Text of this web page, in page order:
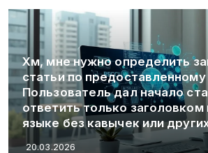
Привычки богатых людей:
исследования и стратегии
20.03.2026